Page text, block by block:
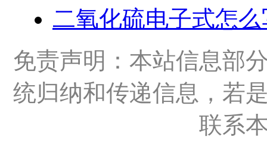
二氧化硫电子式怎
免责声明：本站信息部
统归纳和传递信息，若
联系